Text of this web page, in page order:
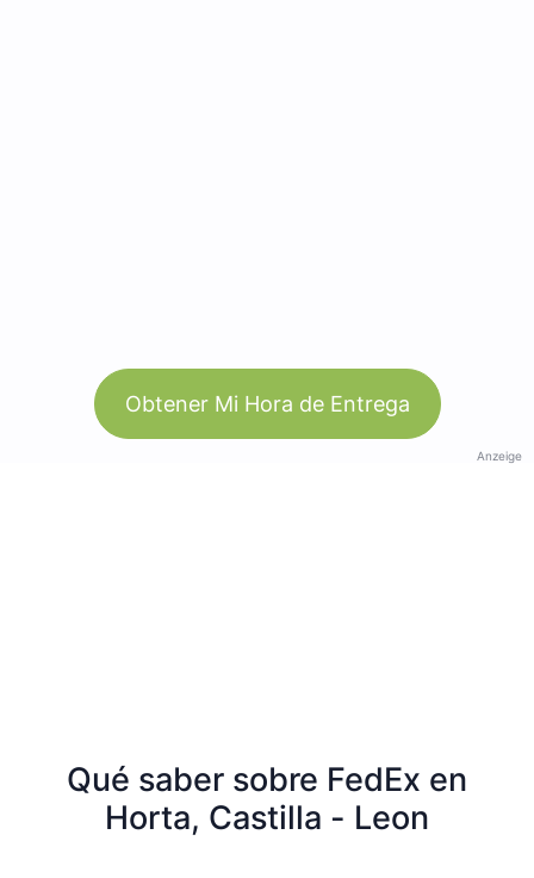
Obtener Mi Hora de Entrega
Anzeige
Qué saber sobre FedEx en
Horta, Castilla - Leon